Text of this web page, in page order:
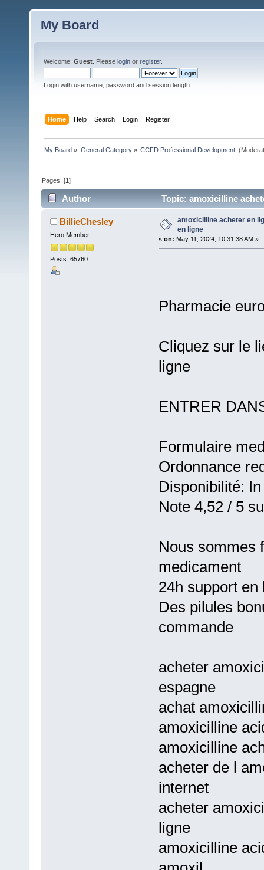
My Board
Welcome, Guest . Please login or register.
Login with username, password and session length
Home Help Search Login Register
My Board » General Category» CCFD Professional Development
Pages: [1]
Author Topic: amoxicilline
BillieChesley
Hero Member
Posts: 65760
amoxicilline acheter en
en ligne
« on: May 11, 2024, 10:31:38 AM »
Pharmacie
Cliquez sur le
ligne
ENTRER
Formulaire
Ordonnance
Disponibilité:
Note 4,52 / 5
Nous sommes
medicament
24h support en
Des pilules
commande
acheter
espagne
achat
amoxicilline
amoxicilline
acheter de l
internet
acheter
ligne
amoxicilline